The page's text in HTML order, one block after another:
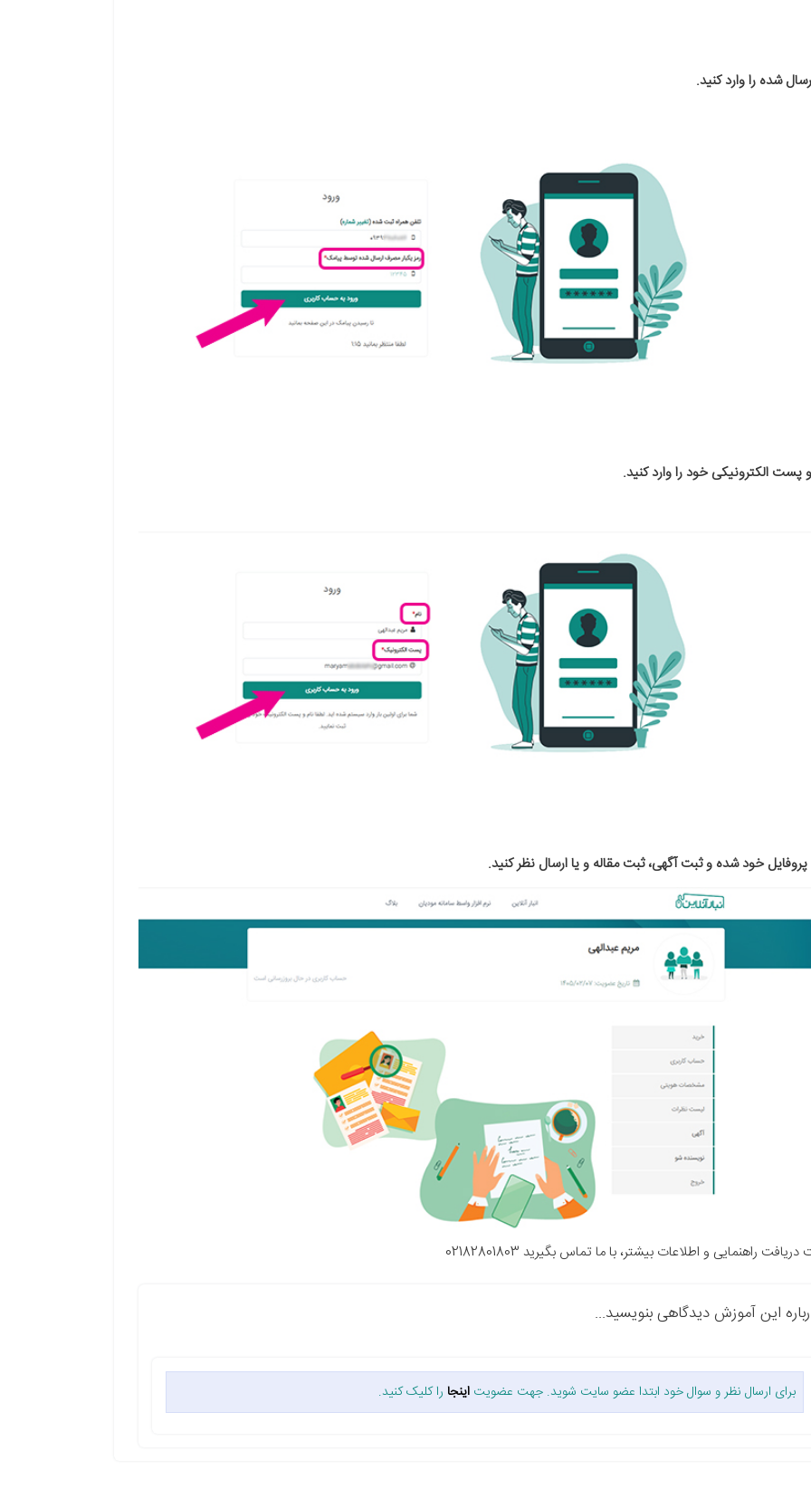
شده را وارد کنید.
پست الکترونیکی خود را وارد کنید.
پروفایل خود شده و ثبت آگهی، ثبت مقاله و یا ارسال نظر کنید.
راهنمایی و اطلاعات بیشتر، با ما تماس بگیرید 02182801803
این آموزش دیدگاهی بنویسید...
برای ارسال نظر و سوال خود ابتدا عضو سایت شوید. جهت عضویت اینجا را کلیک کنید.